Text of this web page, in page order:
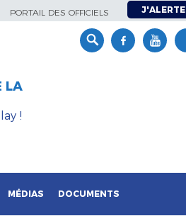
PORTAIL DES OFFICIELS J'ALERTE
LA
!
MÉDIAS DOCUMENTS